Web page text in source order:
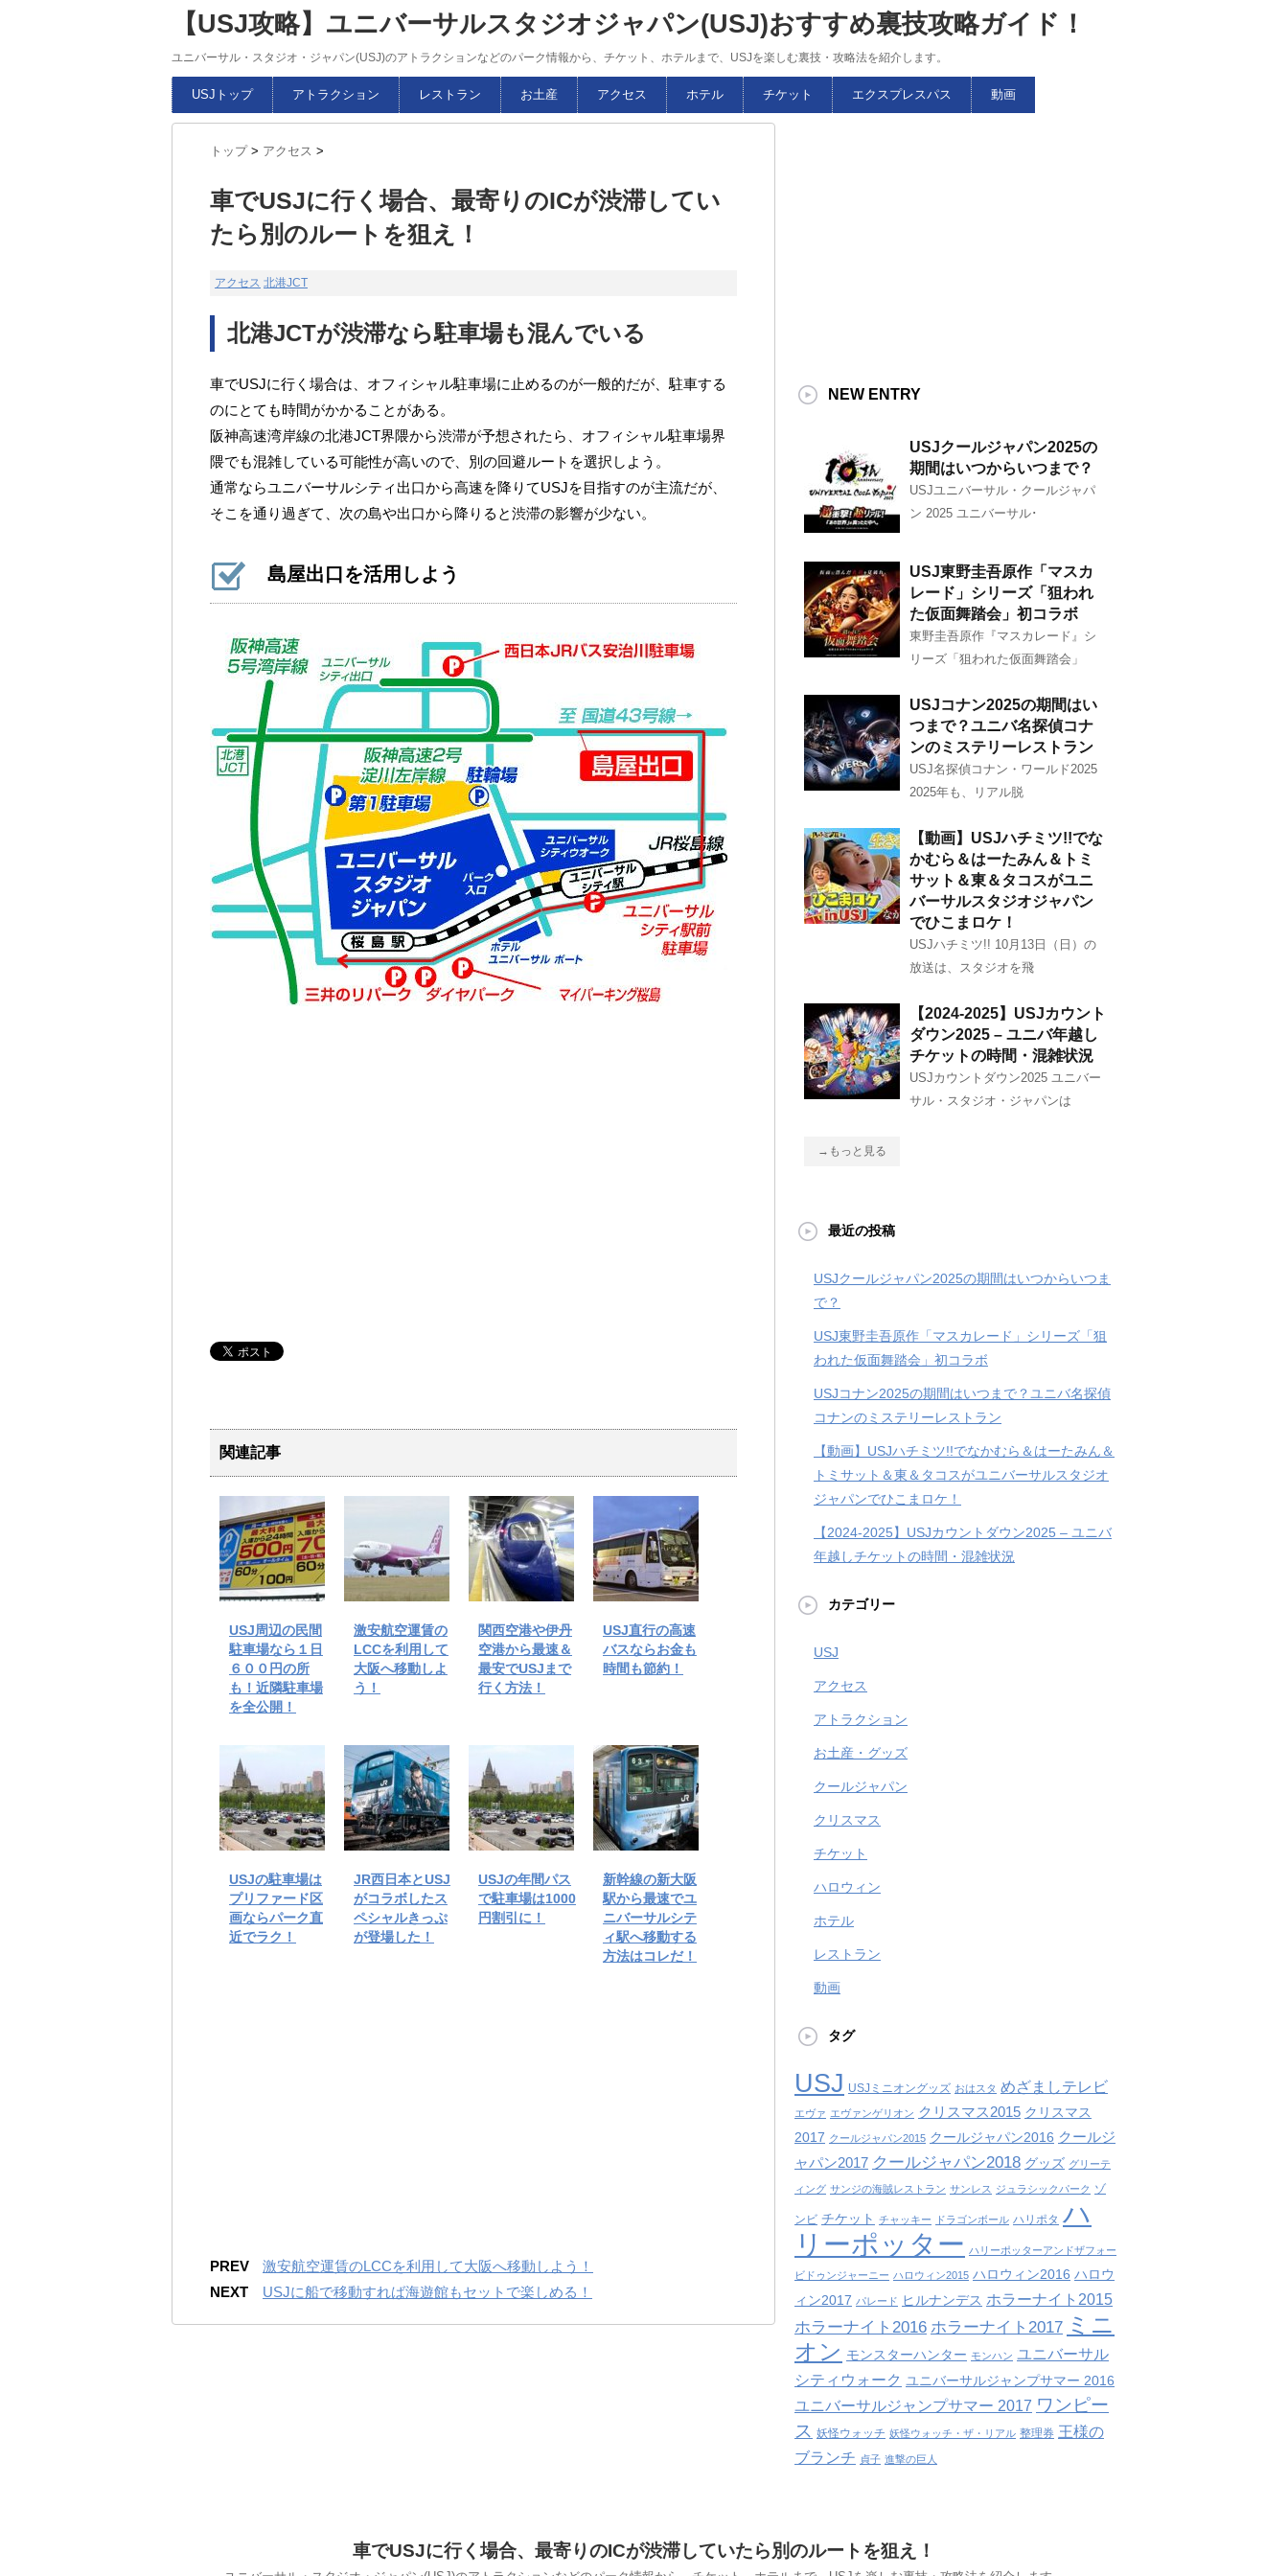
【USJ攻略】ユニバーサルスタジオジャパン(USJ)おすすめ裏技攻略ガイド！
ユニバーサル・スタジオ・ジャパン(USJ)のアトラクションなどのパーク情報から、チケット、ホテルまで、USJを楽しむ裏技・攻略法を紹介します。
USJトップ アトラクション レストラン お土産 アクセス ホテル チケット エクスプレスパス 動画
トップ > アクセス >
車でUSJに行く場合、最寄りのICが渋滞してい
たら別のルートを狙え！
アクセス 北港JCT
北港JCTが渋滞なら駐車場も混んでいる
車でUSJに行く場合は、オフィシャル駐車場に止めるのが一般的だが、駐車する
のにとても時間がかかることがある。
阪神高速湾岸線の北港JCT界隈から渋滞が予想されたら、オフィシャル駐車場界
隈でも混雑している可能性が高いので、別の回避ルートを選択しよう。
通常ならユニバーサルシティ出口から高速を降りてUSJを目指すのが主流だが、
そこを通り過ぎて、次の島や出口から降りると渋滞の影響が少ない。
島屋出口を活用しよう
関連記事
USJ周辺の民間
駐車場なら１日
６００円の所
も！近隣駐車場
を全公開！
激安航空運賃の
LCCを利用して
大阪へ移動しよ
う！
関西空港や伊丹
空港から最速＆
最安でUSJまで
行く方法！
USJ直行の高速
バスならお金も
時間も節約！
USJの駐車場は
プリファード区
画ならパーク直
近でラク！
JR西日本とUSJ
がコラボしたス
ペシャルきっぷ
が登場した！
USJの年間パス
で駐車場は1000
円割引に！
新幹線の新大阪
駅から最速でユ
ニバーサルシテ
ィ駅へ移動する
方法はコレだ！
PREV
激安航空運賃のLCCを利用して大阪へ移動しよう！
NEXT
USJに船で移動すれば海遊館もセットで楽しめる！
NEW ENTRY
USJクールジャパン2025の
期間はいつからいつまで？
USJユニバーサル・クールジャパ
ン 2025 ユニバーサル･
USJ東野圭吾原作「マスカ
レード」シリーズ「狙われ
た仮面舞踏会」初コラボ
東野圭吾原作『マスカレード』シ
リーズ「狙われた仮面舞踏会」
USJコナン2025の期間はい
つまで？ユニバ名探偵コナ
ンのミステリーレストラン
USJ名探偵コナン・ワールド2025
2025年も、リアル脱
【動画】USJハチミツ!!でな
かむら＆はーたみん＆トミ
サット＆東＆タコスがユニ
バーサルスタジオジャパン
でひこまロケ！
USJハチミツ!! 10月13日（日）の
放送は、スタジオを飛
【2024-2025】USJカウント
ダウン2025 – ユニバ年越し
チケットの時間・混雑状況
USJカウントダウン2025 ユニバー
サル・スタジオ・ジャパンは
→もっと見る
最近の投稿
USJクールジャパン2025の期間はいつからいつま
で？
USJ東野圭吾原作「マスカレード」シリーズ「狙
われた仮面舞踏会」初コラボ
USJコナン2025の期間はいつまで？ユニバ名探偵
コナンのミステリーレストラン
【動画】USJハチミツ!!でなかむら＆はーたみん＆
トミサット＆東＆タコスがユニバーサルスタジオ
ジャパンでひこまロケ！
【2024-2025】USJカウントダウン2025 – ユニバ
年越しチケットの時間・混雑状況
カテゴリー
USJ
アクセス
アトラクション
お土産・グッズ
クールジャパン
クリスマス
チケット
ハロウィン
ホテル
レストラン
動画
タグ
USJ USJミニオングッズ おはスタ めざましテレビ
エヴァ エヴァンゲリオン クリスマス2015 クリスマス
2017 クールジャパン2015 クールジャパン2016 クールジ
ャパン2017 クールジャパン2018 グッズ グリーテ
ィング サンジの海賊レストラン サンレス ジュラシックパーク ゾ
ンビ チケット チャッキー ドラゴンボール ハリポタ ハ
リーポッター ハリーポッターアンドザフォー
ビドゥンジャーニー ハロウィン2015 ハロウィン2016 ハロウ
ィン2017 パレード ヒルナンデス ホラーナイト2015
ホラーナイト2016 ホラーナイト2017 ミニ
オン モンスターハンター モンハン ユニバーサル
シティウォーク ユニバーサルジャンプサマー 2016
ユニバーサルジャンプサマー 2017 ワンピー
ス 妖怪ウォッチ 妖怪ウォッチ・ザ・リアル 整理券 王様の
ブランチ 貞子 進撃の巨人
車でUSJに行く場合、最寄りのICが渋滞していたら別のルートを狙え！